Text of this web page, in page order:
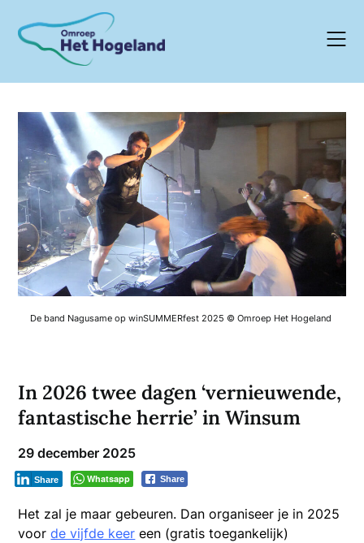
content
De band Nagusame op winSUMMERfest 2025 © Omroep Het Hogeland
In 2026 twee dagen ‘vernieuwende,
fantastische herrie’ in Winsum
29 december 2025
Whatsapp Share
Share
Het zal je maar gebeuren. Dan organiseer je in 2025
voorde vijfde keer een (gratis toegankelijk)